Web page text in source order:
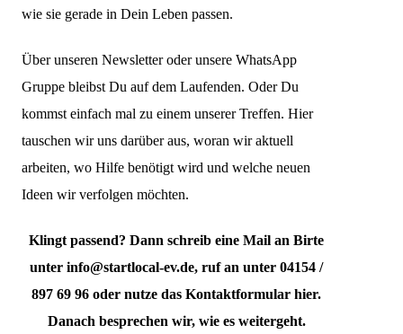
wie sie gerade in Dein Leben passen.
Über unseren Newsletter oder unsere WhatsApp
Gruppe bleibst Du auf dem Laufenden. Oder Du
kommst einfach mal zu einem unserer Treffen. Hier
tauschen wir uns darüber aus, woran wir aktuell
arbeiten, wo Hilfe benötigt wird und welche neuen
Ideen wir verfolgen möchten.
Klingt passend? Dann schreib eine Mail an Birte
unter info@startlocal-ev.de, ruf an unter 04154 /
897 69 96 oder nutze das Kontaktformular hier.
Danach besprechen wir, wie es weitergeht.